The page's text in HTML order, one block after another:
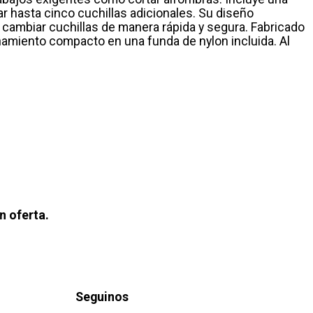
hasta cinco cuchillas adicionales. Su diseño
cuchillas de manera rápida y segura. Fabricado
compacto en una funda de nylon incluida. Al
oferta.
Seguinos